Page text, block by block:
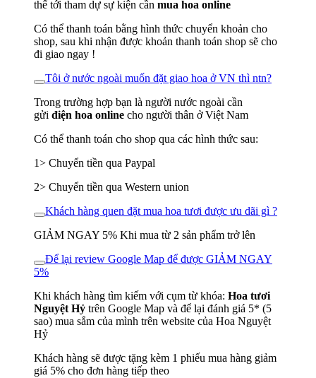
thể tới tham dự sự kiện cần mua hoa online
Có thể thanh toán bằng hình thức chuyển khoản cho
shop, sau khi nhận được khoản thanh toán shop sẽ cho
đi giao ngay !
Tôi ở nước ngoài muốn đặt giao hoa ở VN thì ntn?
Trong trường hợp bạn là người nước ngoài cần
gửi điện hoa online cho người thân ở Việt Nam
Có thể thanh toán cho shop qua các hình thức sau:
1> Chuyển tiền qua Paypal
2> Chuyển tiền qua Western union
Khách hàng quen đặt mua hoa tươi được ưu dãi gì ?
GIẢM NGAY 5% Khi mua từ 2 sản phẩm trở lên
Để lại review Google Map để được GIẢM NGAY
5%
Khi khách hàng tìm kiếm với cụm từ khóa: Hoa tươi
Nguyệt Hỷ trên Google Map và để lại đánh giá 5* (5
sao) mua sắm của mình trên website của Hoa Nguyệt
Hỷ
Khách hàng sẽ được tặng kèm 1 phiếu mua hàng giảm
giá 5% cho đơn hàng tiếp theo